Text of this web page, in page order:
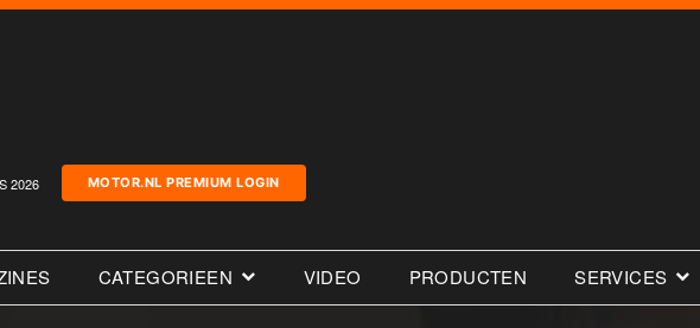
2026 MOTOR.NL PREMIUM LOGIN
CATEGORIEEN VIDEO PRODUCTEN SERVICES